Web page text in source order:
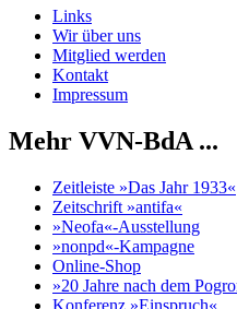
Links
Wir über uns
Mitglied werden
Kontakt
Impressum
Mehr VVN-BdA ...
Zeitleiste »Das Jahr 1933«
Zeitschrift »antifa«
»Neofa«-Ausstellung
»nonpd«-Kampagne
Online-Shop
»20 Jahre nach dem
Konferenz »Einspruch«